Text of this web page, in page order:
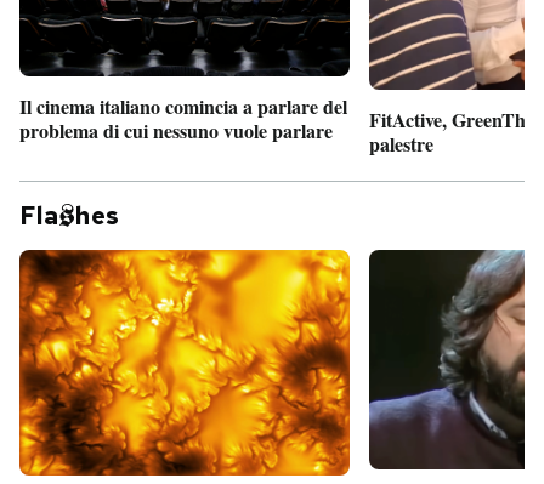
Il cinema italiano comincia a parlare del
problema di cui nessuno vuole parlare
FitActive,
palestre
Fla hes